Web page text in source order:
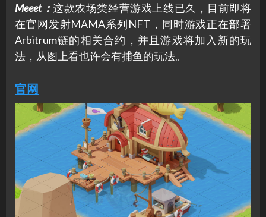
Meeet：这款农场类经营游戏上线已久，目前即将
在官网发射MAMA系列NFT，同时游戏正在部署
Arbitrum链的相关合约，并且游戏将加入新的玩
法，从图上看也许会有捕鱼的玩法。
官网